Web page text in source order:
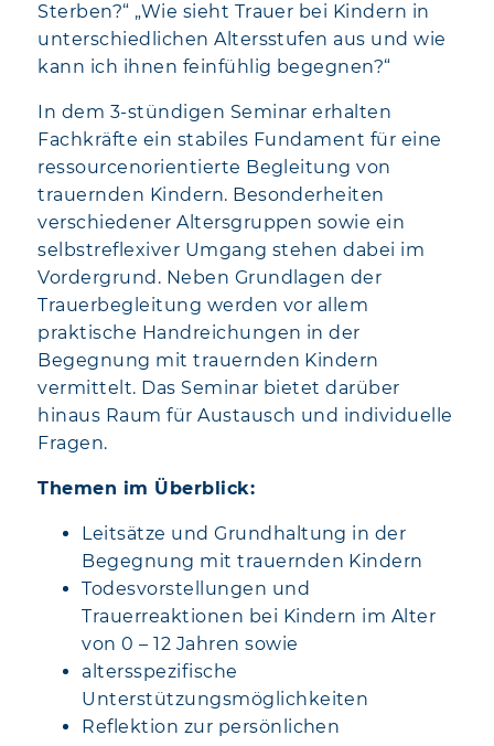
Sterben?“ „Wie sieht Trauer bei Kindern in
unterschiedlichen Altersstufen aus und wie
kann ich ihnen feinfühlig begegnen?“
In dem 3-stündigen Seminar erhalten
Fachkräfte ein stabiles Fundament für eine
ressourcenorientierte Begleitung von
trauernden Kindern. Besonderheiten
verschiedener Altersgruppen sowie ein
selbstreflexiver Umgang stehen dabei im
Vordergrund. Neben Grundlagen der
Trauerbegleitung werden vor allem
praktische Handreichungen in der
Begegnung mit trauernden Kindern
vermittelt. Das Seminar bietet darüber
hinaus Raum für Austausch und individuelle
Fragen.
Themen im Überblick:
Leitsätze und Grundhaltung in der
Begegnung mit trauernden Kindern
Todesvorstellungen und
Trauerreaktionen bei Kindern im Alter
von 0 – 12 Jahren sowie
altersspezifische
Unterstützungsmöglichkeiten
Reflektion zur persönlichen